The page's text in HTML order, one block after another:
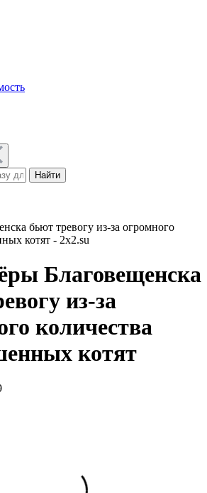
Найти
бьют тревогу из-за огромного
котят - 2x2.su
Благовещенска
из-за
количества
котят